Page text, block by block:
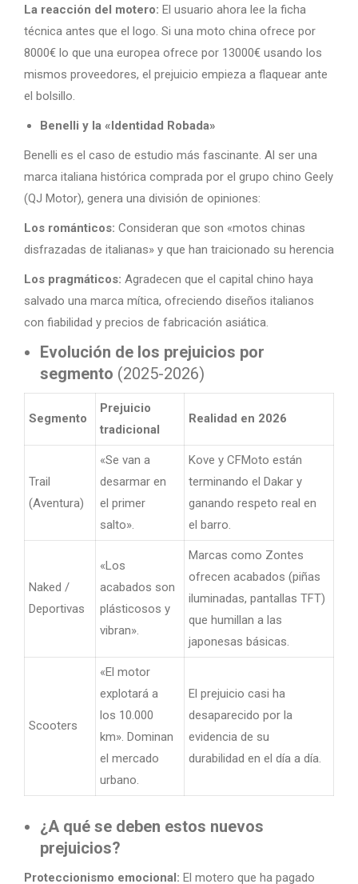
La reacción del motero: El usuario ahora lee la ficha
técnica antes que el logo. Si una moto china ofrece por
8000€ lo que una europea ofrece por 13000€ usando los
mismos proveedores, el prejuicio empieza a flaquear ante
el bolsillo.
Benelli y la «Identidad Robada»
Benelli es el caso de estudio más fascinante. Al ser una
marca italiana histórica comprada por el grupo chino Geely
(QJ Motor), genera una división de opiniones:
Los románticos: Consideran que son «motos chinas
disfrazadas de italianas» y que han traicionado su herencia
Los pragmáticos: Agradecen que el capital chino haya
salvado una marca mítica, ofreciendo diseños italianos
con fiabilidad y precios de fabricación asiática.
Evolución de los prejuicios por
segmento (2025-2026)
Segmento
Prejuicio
tradicional
Realidad en 2026
Trail
(Aventura)
«Se van a
desarmar en
el primer
salto».
Kove y CFMoto están
terminando el Dakar y
ganando respeto real en
el barro.
Naked /
Deportivas
«Los
acabados son
plásticosos y
vibran».
Marcas como Zontes
ofrecen acabados (piñas
iluminadas, pantallas TFT)
que humillan a las
japonesas básicas.
Scooters
«El motor
explotará a
los 10.000
km». Dominan
el mercado
urbano.
El prejuicio casi ha
desaparecido por la
evidencia de su
durabilidad en el día a día.
¿A qué se deben estos nuevos
prejuicios?
Proteccionismo emocional: El motero que ha pagado